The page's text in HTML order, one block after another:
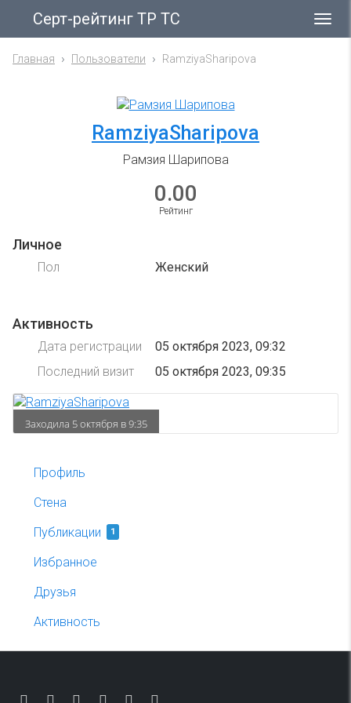
Серт-рейтинг ТР ТС
Главная Пользователи RamziyaSharipova
RamziyaSharipova
Рамзия Шарипова
0.00
Рейтинг
Личное
Пол Женский
Активность
Дата регистрации
05 октября 2023, 09:32
Последний визит
05 октября 2023, 09:35
Заходила 5 октября в 9:35
Профиль
Стена
Публикации
1
Избранное
Друзья
Активность